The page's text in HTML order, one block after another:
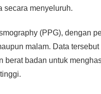
secara menyeluruh.
(PPG), dengan
malam. Data
badan untuk